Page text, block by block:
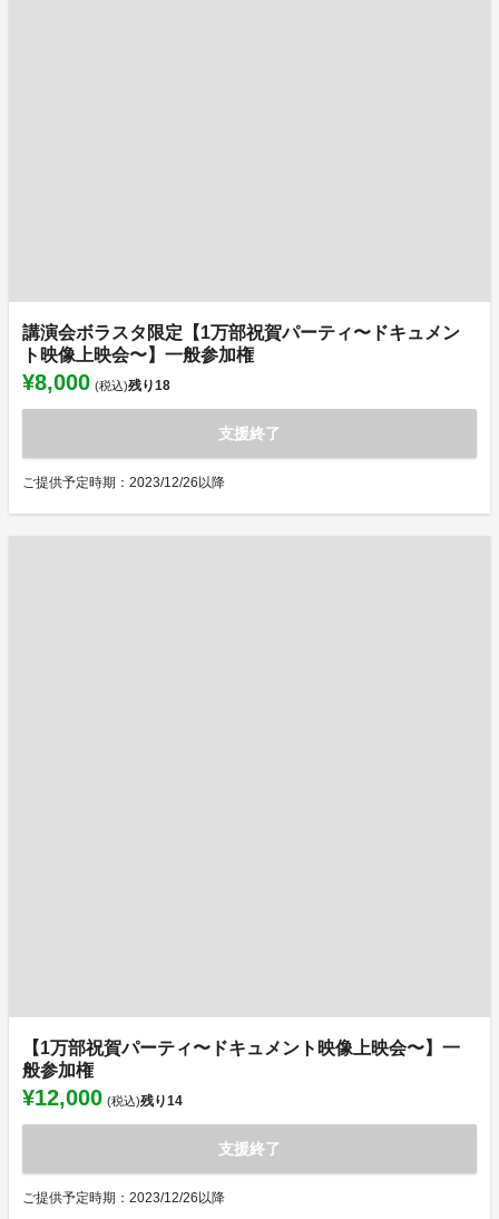
講演会ボラスタ限定【1万部祝賀パーティ〜ドキュメン
ト映像上映会〜】一般参加権
¥8,000 (税込)残り18
支援終了
ご提供予定時期：2023/12/26以降
【1万部祝賀パーティ〜ドキュメント映像上映会〜】一
般参加権
¥12,000 (税込)残り14
支援終了
ご提供予定時期：2023/12/26以降